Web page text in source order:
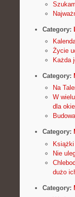
Category:
Życie
Każda
Category:
Na
W
dla
Category:
Nie
dużo
Category: